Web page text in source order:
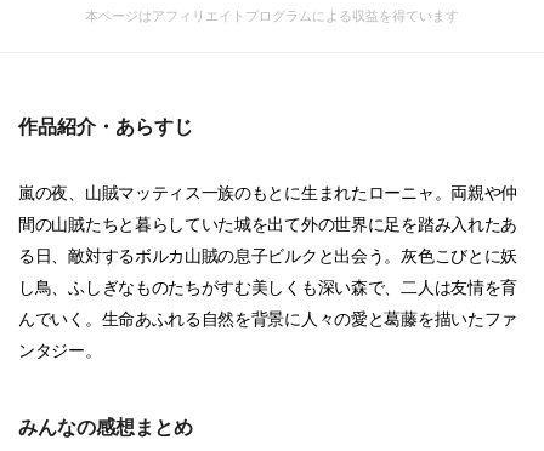
本ページはアフィリエイトプログラムによる収益を得ています
作品紹介・あらすじ
嵐の夜、山賊マッティス一族のもとに生まれたローニャ。両親や仲
間の山賊たちと暮らしていた城を出て外の世界に足を踏み入れたあ
る日、敵対するボルカ山賊の息子ビルクと出会う。灰色こびとに妖
し鳥、ふしぎなものたちがすむ美しくも深い森で、二人は友情を育
んでいく。生命あふれる自然を背景に人々の愛と葛藤を描いたファ
ンタジー。
みんなの感想まとめ